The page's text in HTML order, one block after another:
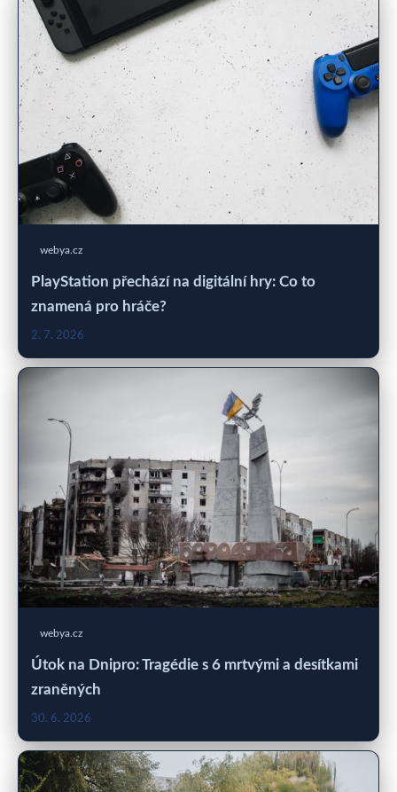
webya.cz
PlayStation přechází na digitální hry: Co to
znamená pro hráče?
2. 7. 2026
webya.cz
Útok na Dnipro: Tragédie s 6 mrtvými a desítkami
zraněných
30. 6. 2026